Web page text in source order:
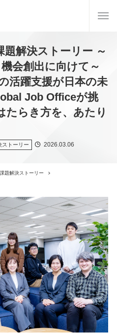
題解決ストーリー ～
会創出に向けて～
活躍支援が日本の未
Job Officeが挑
たらき方を、あたり
ストーリー 2026.03.06
題解決ストーリー